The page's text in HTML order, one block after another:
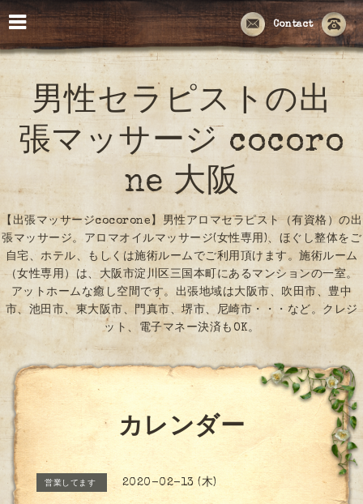
Contact
男性セラピストの出
張マッサージ cocoro
ne 大阪
【出張マッサージcocorone】男性アロマセラピスト（有資格）の出
張マッサージ。アロマオイルマッサージ(女性専用)、ほぐし整体をご
自宅、ホテル、もしくは施術ルームでご利用頂けます。施術ルーム
（女性専用）は、大阪市淀川区三国本町にあるマンションの一室。
アットホームな癒し空間です。出張地域は大阪市、吹田市、豊中
市、池田市、東大阪市、門真市、堺市、尼崎市・・・など。クレジ
ット、電子マネー決済もOK。
カレンダー
営業してます 2020-02-13 (木)